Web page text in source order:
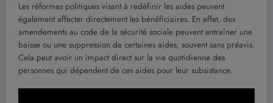
Les réformes politiques visant à redéfinir les aides peuvent
également affecter directement les bénéficiaires. En effet, des
amendements au code de la sécurité sociale peuvent entraîner une
baisse ou une suppression de certaines aides, souvent sans préavis.
Cela peut avoir un impact direct sur la vie quotidienne des
personnes qui dépendent de ces aides pour leur subsistance.